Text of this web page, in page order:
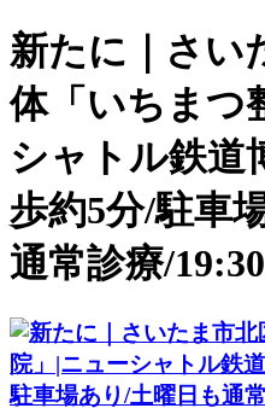
新たに｜さい
体「いちまつ
シャトル鉄道
歩約5分/駐車
通常診療/